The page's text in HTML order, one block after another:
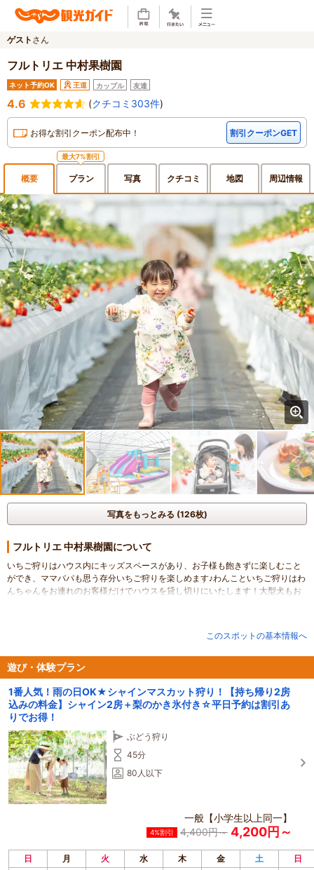
ゲスト さん
フルトリエ 中村果樹園
ネット予約OK 王道 カップル 友達
4.6 (クチコミ303件)
お得な割引クーポン配布中！ 割引クーポンGET
概要
最大7%割引
プラン 写真 クチコミ 地図 周辺情報
写真をもっとみる (126枚)
フルトリエ 中村果樹園について
いちご狩りはハウス内にキッズスペースがあり、お子様も飽きずに楽しむこと
ができ、ママパパも思う存分いちご狩りを楽しめます♪わんこといちご狩りはわ
んちゃんをお連れのお客様だけでハウスを貸し切りにいたします！大型犬もお
このスポットの基本情報へ
遊び・体験プラン
1番人気！雨の日OK★シャインマスカット狩り！【持ち帰り2房
込みの料金】シャイン2房＋梨のかき氷付き☆平日予約は割引あ
りでお得！
ぶどう狩り
45分
80人以下
一般【小学生以上同一】
4%割引 4,400円～ 4,200円～
日 月 火 水 木 金 土
日